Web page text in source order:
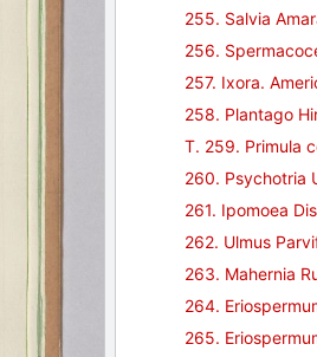
255. Salvia
256.
257. Ixora.
258. Plantago
T. 259. Primula
260. Psychotria
261. Ipomoea
262. Ulmus
263. Mahernia
264.
265.